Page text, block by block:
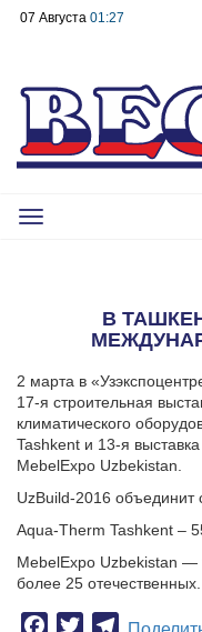
07 Августа 01:27
Toggle
В
2 марта в
17-я строительная
климатического
Tashkent и 13-я
MebelExpo Uzbekistan.
UzBuild-2016 объединит
Aqua-Therm Tashkent –
MebelExpo Uzbekistan —
более 25 отечественных.
Facebook
TwitterTelegram